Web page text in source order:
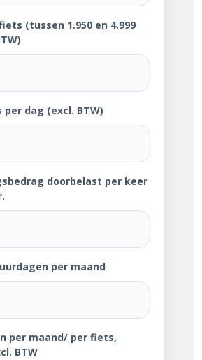
(tussen 1.950 en 4.999
per dag (excl. BTW)
doorbelast per keer
per maand
per maand/ per fiets,
BTW